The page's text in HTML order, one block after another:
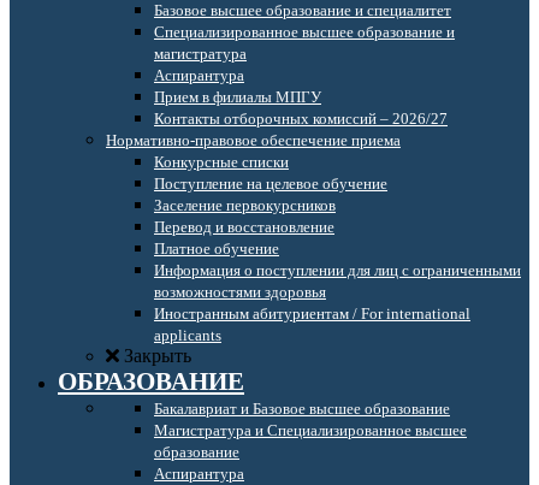
Базовое высшее образование и специалитет
Специализированное высшее образование и
магистратура
Аспирантура
Прием в филиалы МПГУ
Контакты отборочных комиссий – 2026/27
Нормативно-правовое обеспечение приема
Конкурсные списки
Поступление на целевое обучение
Заселение первокурсников
Перевод и восстановление
Платное обучение
Информация о поступлении для лиц с ограниченными
возможностями здоровья
Иностранным абитуриентам / For international
applicants
Закрыть
ОБРАЗОВАНИЕ
Бакалавриат и Базовое высшее образование
Магистратура и Специализированное высшее
образование
Аспирантура